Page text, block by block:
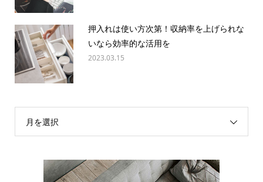
押入れは使い方次第！収納率を上げられな
いなら効率的な活用を
2023.03.15
月を選択